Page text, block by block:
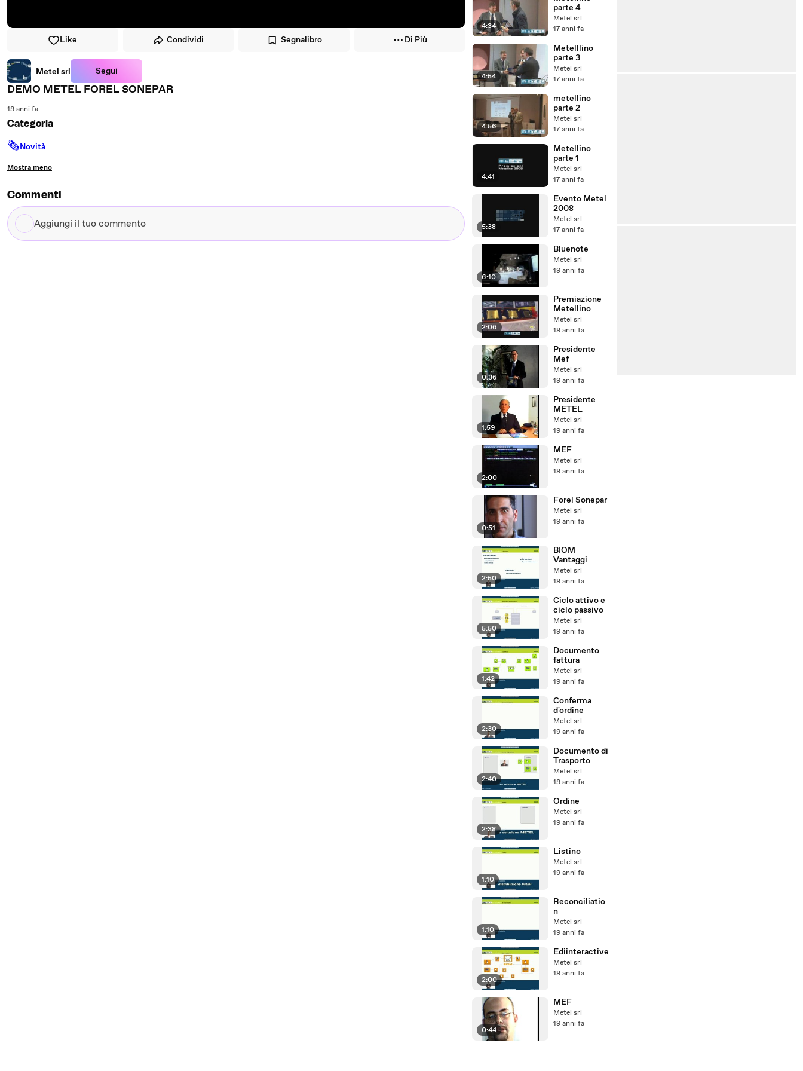
Like Condividi Segnalibro Di Più
Metel srl Segui
DEMO METEL FOREL SONEPAR
19 anni fa
Categoria
🗞Novità
Mostra meno
Commenti
Aggiungi
il
4:34
parte 4
Metel srl
17 anni fa
4:54
Metelllino
parte 3
Metel srl
17 anni fa
4:56
metellino
parte 2
Metel srl
17 anni fa
4:41
Metellino
parte 1
Metel srl
17 anni fa
5:38
Evento Metel
2008
Metel srl
17 anni fa
6:10
Bluenote
Metel srl
19 anni fa
2:06
Premiazione
Metellino
Metel srl
19 anni fa
0:36
Presidente
Mef
Metel srl
19 anni fa
1:59
Presidente
METEL
Metel srl
19 anni fa
2:00
MEF
Metel srl
19 anni fa
0:51
Forel Sonepar
Metel srl
19 anni fa
2:50
BIOM
Vantaggi
Metel srl
19 anni fa
5:50
Ciclo attivo e
ciclo passivo
Metel srl
19 anni fa
1:42
Documento
fattura
Metel srl
19 anni fa
2:30
Conferma
d'ordine
Metel srl
19 anni fa
2:40
Documento di
Trasporto
Metel srl
19 anni fa
2:38
Ordine
Metel srl
19 anni fa
1:10
Listino
Metel srl
19 anni fa
1:10
Reconciliatio
n
Metel srl
19 anni fa
2:00
Ediinteractive
Metel srl
19 anni fa
0:44
MEF
Metel srl
19 anni fa